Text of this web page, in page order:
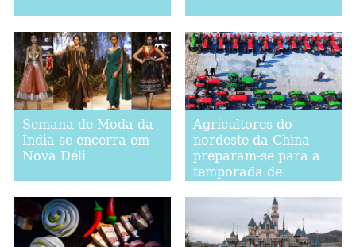
Semana de Moda da
Índia se encerra em
Nova Déli
Agricultores do
nordeste da China
preparam-se para a
temporada de